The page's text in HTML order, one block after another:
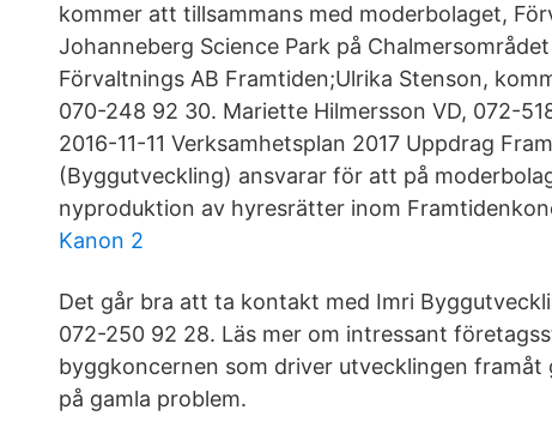
kommer att tillsammans med moderbolaget,
Johanneberg Science Park på
Förvaltnings AB Framtiden;Ulrika Stenson,
070-248 92 30. Mariette Hilmersson VD, 072-
2016-11-11 Verksamhetsplan 2017 Uppdrag
(Byggutveckling) ansvarar för att på
nyproduktion av hyresrätter inom
Kanon 2
Det går bra att ta kontakt med Imri
072-250 92 28. Läs mer om intressant
byggkoncernen som driver utvecklingen
på gamla problem.